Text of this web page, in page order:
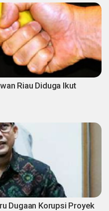
Riau Diduga Ikut
Dugaan Korupsi Proyek